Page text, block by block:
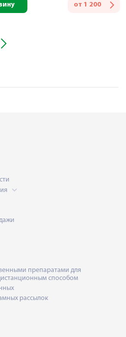
от 1 200
препаратами для
способом
рассылок